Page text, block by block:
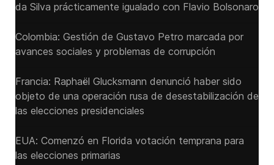
da Silva prácticamente igualado con Flavio Bolsonaro
Colombia: Gestión de Gustavo Petro marcada por
avances sociales y problemas de corrupción
Francia: Raphaël Glucksmann denunció haber sido
objeto de una operación rusa de desestabilización de
las elecciones presidenciales
EUA: Comenzó en Florida votación temprana para
las elecciones primarias